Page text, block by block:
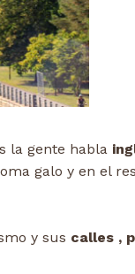
la gente habla
galo y en el
y sus calles ,